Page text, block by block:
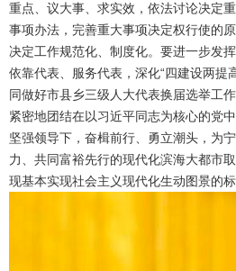
重点、议大事、求实效，依法讨论决定
事项办法，完善重大事项决定权行使的
决定工作规范化、制度化。要进一步发
依靠代表、服务代表，深化“四建设两提
同做好市县乡三级人大代表换届选举工
紧密地团结在以习近平同志为核心的党
坚强领导下，奋楫前行、勇立潮头，为
力、共同富裕先行的现代化滨海大都市
现基本实现社会主义现代化生动图景的